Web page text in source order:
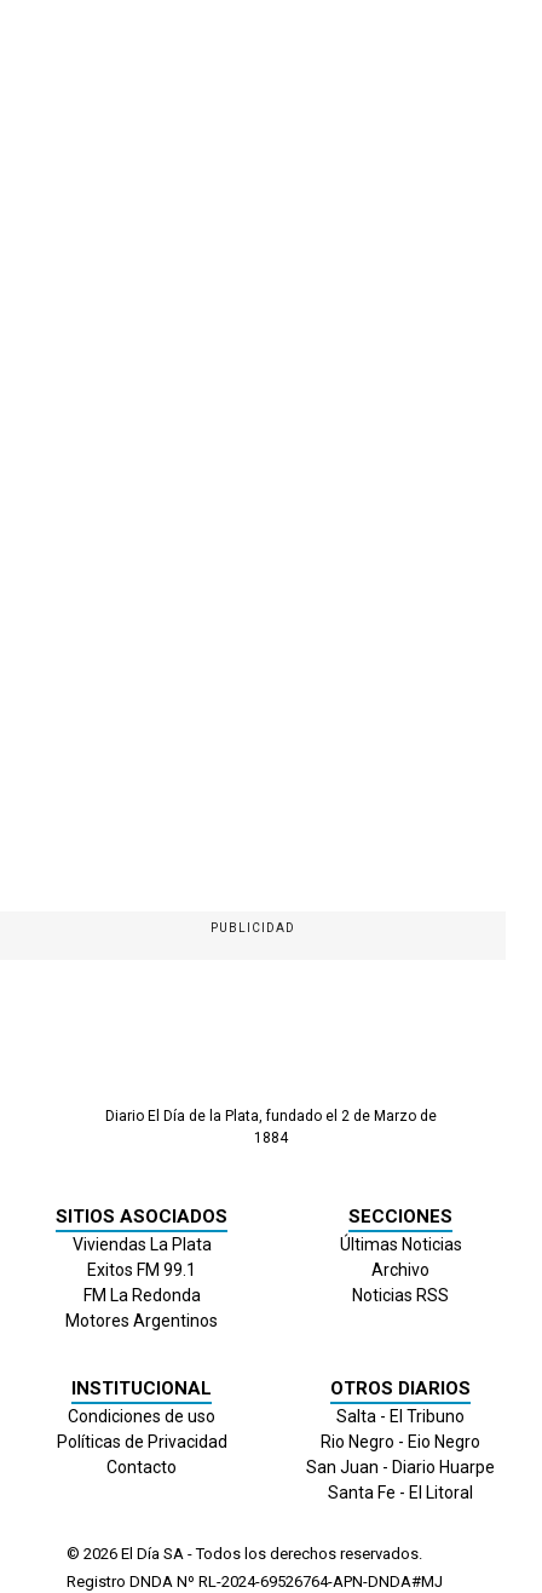
PUBLICIDAD
Diario El Día de la Plata, fundado el 2 de Marzo de
1884
SITIOS ASOCIADOS
Viviendas La Plata
Exitos FM 99.1
FM La Redonda
Motores Argentinos
SECCIONES
Últimas Noticias
Archivo
Noticias RSS
INSTITUCIONAL
Condiciones de uso
Políticas de Privacidad
Contacto
OTROS DIARIOS
Salta - El Tribuno
Rio Negro - Eio Negro
San Juan - Diario Huarpe
Santa Fe - El Litoral
© 2026 El Día SA - Todos los derechos reservados.
Registro DNDA Nº RL-2024-69526764-APN-DNDA#MJ